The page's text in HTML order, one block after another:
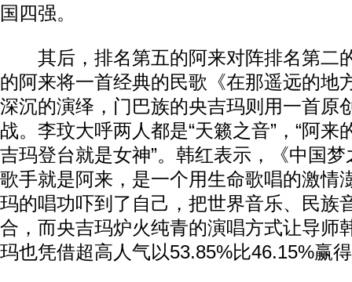
国四强。
其后，排名第五的阿来对阵排名第二
的阿来将一首经典的民歌《在那遥远的地
深沉的演绎，门巴族的央吉玛则用一首原
战。李玟大呼两人都是“天籁之音”，“阿来
吉玛登台就是女神”。韩红表示，《中国
歌手就是阿来，是一个用生命歌唱的激情
玛的唱功吓到了自己，把世界音乐、民族
合，而央吉玛炉火纯青的演唱方式让导师
玛也凭借超高人气以53.85%比46.15%赢